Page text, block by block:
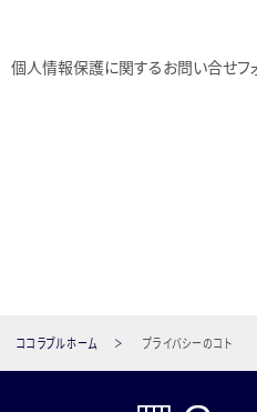
個人情報保護に関するお問い合せフ
ココラブルホーム プライバシーのコト